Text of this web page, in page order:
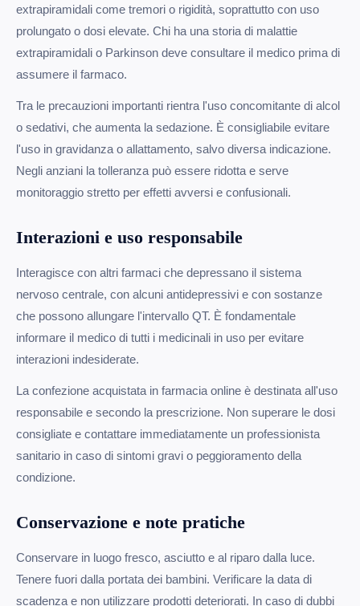
extrapiramidali come tremori o rigidità, soprattutto con uso
prolungato o dosi elevate. Chi ha una storia di malattie
extrapiramidali o Parkinson deve consultare il medico prima di
assumere il farmaco.
Tra le precauzioni importanti rientra l'uso concomitante di alcol
o sedativi, che aumenta la sedazione. È consigliabile evitare
l'uso in gravidanza o allattamento, salvo diversa indicazione.
Negli anziani la tolleranza può essere ridotta e serve
monitoraggio stretto per effetti avversi e confusionali.
Interazioni e uso responsabile
Interagisce con altri farmaci che depressano il sistema
nervoso centrale, con alcuni antidepressivi e con sostanze
che possono allungare l'intervallo QT. È fondamentale
informare il medico di tutti i medicinali in uso per evitare
interazioni indesiderate.
La confezione acquistata in farmacia online è destinata all'uso
responsabile e secondo la prescrizione. Non superare le dosi
consigliate e contattare immediatamente un professionista
sanitario in caso di sintomi gravi o peggioramento della
condizione.
Conservazione e note pratiche
Conservare in luogo fresco, asciutto e al riparo dalla luce.
Tenere fuori dalla portata dei bambini. Verificare la data di
scadenza e non utilizzare prodotti deteriorati. In caso di dubbi